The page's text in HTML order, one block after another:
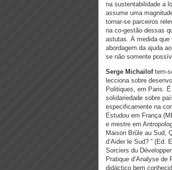
na sustentabilidade a
assume uma
tornar-se parceiros
na co-gestão dessas
astutas. À medida
abordagem da ajuda
se não somente
Serge Michailoftem-
lecciona sobre
Politiques, em Paris.
solidariedade sobre
especificamente na
Estudou em França
e mestre em
Maison Brûle au Sud,
d’Aider le Sud? ” (Ed.
Sorciers du
Pratique d’Analyse
didáctico bem